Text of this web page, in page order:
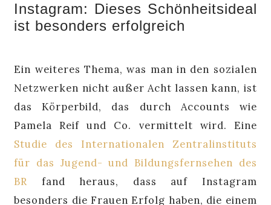
Instagram: Dieses Schönheitsideal
ist besonders erfolgreich
Ein weiteres Thema, was man in den sozialen
Netzwerken nicht außer Acht lassen kann, ist
das Körperbild, das durch Accounts wie
Pamela Reif und Co. vermittelt wird. Eine
Studie des Internationalen Zentralinstituts
für das Jugend- und Bildungsfernsehen des
BR fand heraus, dass auf Instagram
besonders die Frauen Erfolg haben, die einem